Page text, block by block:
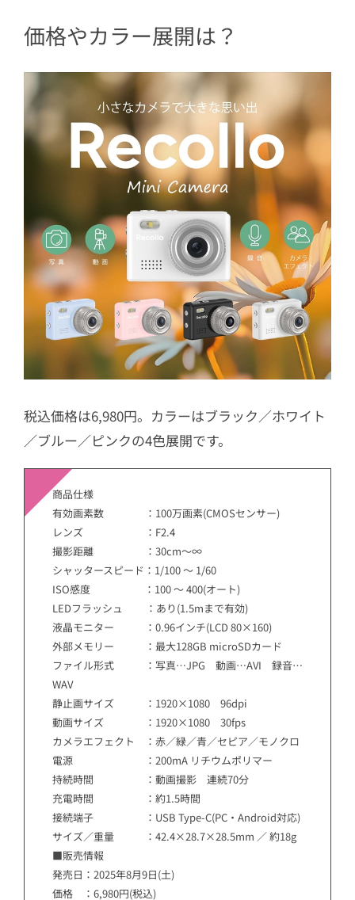
価格やカラー展開は？
税込価格は6,980円。カラーはブラック／ホワイト
／ブルー／ピンクの4色展開です。
商品仕様
有効画素数 ：100万画素(CMOSセンサー)
レンズ ：F2.4
撮影距離 ：30cm～∞
シャッタースピード：1/100 ～ 1/60
ISO感度 ：100 ～ 400(オート)
LEDフラッシュ ：あり(1.5mまで有効)
液晶モニター ：0.96インチ(LCD 80×160)
外部メモリー ：最大128GB microSDカード
ファイル形式 ：写真…JPG 動画…AVI 録音…
WAV
静止画サイズ ：1920×1080 96dpi
動画サイズ ：1920×1080 30fps
カメラエフェクト ：赤／緑／青／セピア／モノクロ
電源 ：200mA リチウムポリマー
持続時間 ：動画撮影 連続70分
充電時間 ：約1.5時間
接続端子 ：USB Type-C(PC・Android対応)
サイズ／重量 ：42.4×28.7×28.5mm ／ 約18g
■販売情報
発売日：2025年8月9日(土)
価格 ：6,980円(税込)